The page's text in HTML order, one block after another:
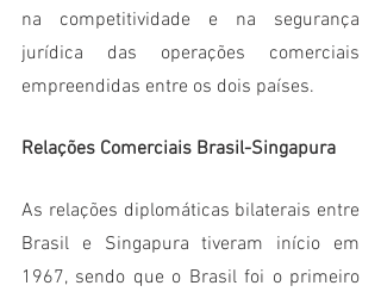
na competitividade e na segurança
jurídica das operações comerciais
empreendidas entre os dois países.
Relações Comerciais Brasil-Singapura
As relações diplomáticas bilaterais entre
Brasil e Singapura tiveram início em
1967, sendo que o Brasil foi o primeiro